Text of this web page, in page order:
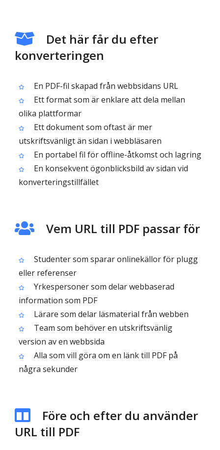
Det här får du efter
konverteringen
En PDF-fil skapad från webbsidans URL
Ett format som är enklare att dela mellan
olika plattformar
Ett dokument som oftast är mer
utskriftsvänligt än sidan i webbläsaren
En portabel fil för offline-åtkomst och lagring
En konsekvent ögonblicksbild av sidan vid
konverteringstillfället
Vem URL till PDF passar för
Studenter som sparar onlinekällor för plugg
eller referenser
Yrkespersoner som delar webbaserad
information som PDF
Lärare som delar läsmaterial från webben
Team som behöver en utskriftsvänlig
version av en webbsida
Alla som vill göra om en länk till PDF på
några sekunder
Före och efter du använder
URL till PDF